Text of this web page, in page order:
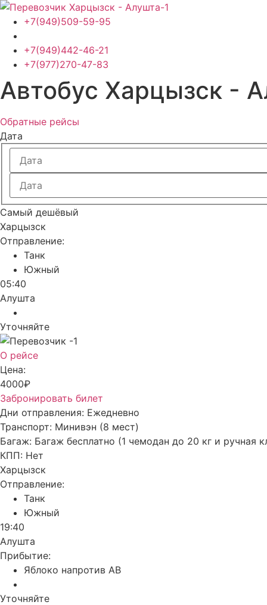
Перейти
содержимому
+7(949)509-59-95
+7(949)442-46-21
+7(977)270-47-83
Автобус Харцызск -
Обратные рейсы
Дата
Самый дешёвый
Харцызск
Отправление:
Танк
Южный
05:40
Алушта
Уточняйте
О рейсе
Цена:
4000₽
Забронировать билет
Дни отправления: Ежедневно
Транспорт: Минивэн (8 мест)
Багаж: Багаж бесплатно (1 чемодан до 20 кг и ручная
КПП: Нет
Харцызск
Отправление:
Танк
Южный
19:40
Алушта
Прибытие:
Яблоко напротив АВ
Уточняйте